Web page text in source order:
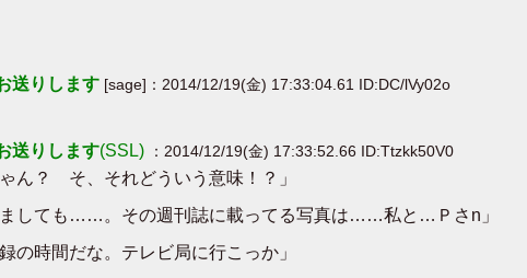
送りします [sage]：2014/12/19(金) 17:33:04.61 ID:DC/lVy02o
送りします(SSL) ：2014/12/19(金) 17:33:52.66 ID:Ttzkk50V0
ん？ そ、それどういう意味！？」
ましても……。その週刊誌に載ってる写真は……私と…Ｐさn」
の時間だな。テレビ局に行こっか」